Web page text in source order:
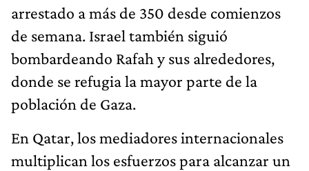
arrestado a más de 350 desde comienzos
de semana. Israel también siguió
bombardeando Rafah y sus alrededores,
donde se refugia la mayor parte de la
población de Gaza.
En Qatar, los mediadores internacionales
multiplican los esfuerzos para alcanzar un